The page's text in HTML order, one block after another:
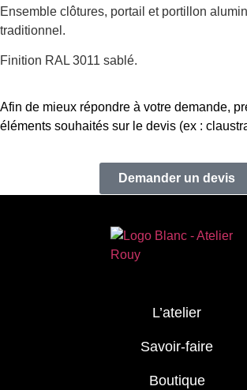
Ensemble clôtures, portail et portillon
traditionnel.
Finition RAL 3011 sablé.
Afin de mieux répondre à votre demande,
éléments souhaités sur le devis (ex :
Demander un devis
L’atelier
Savoir-faire
Boutique